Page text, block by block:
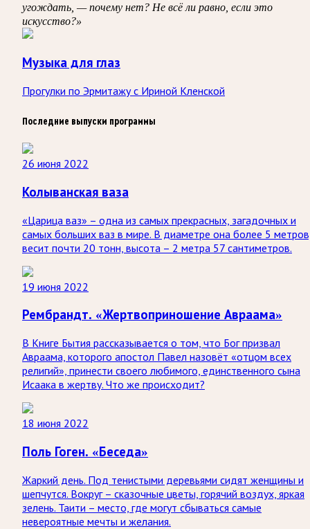
угождать, — почему нет? Не всё ли равно, если это
искусство?»
Музыка для глаз
Прогулки по Эрмитажу с Ириной Кленской
Последние выпуски программы
26 июня 2022
Колыванская ваза
«Царица ваз» – одна из самых прекрасных, загадочных и
самых больших ваз в мире. В диаметре она более 5
весит почти 20 тонн, высота – 2 метра 57 сантиметров.
19 июня 2022
Рембрандт. «Жертвоприношение Авраама»
В Книге Бытия рассказывается о том, что Бог призвал
Авраама, которого апостол Павел назовёт «отцом всех
религий», принести своего любимого, единственного сына
Исаака в жертву. Что же происходит?
18 июня 2022
Поль Гоген. «Беседа»
Жаркий день. Под тенистыми деревьями сидят женщины и
шепчутся. Вокруг – сказочные цветы, горячий воздух, яркая
зелень. Таити – место, где могут сбываться самые
невероятные мечты и желания.